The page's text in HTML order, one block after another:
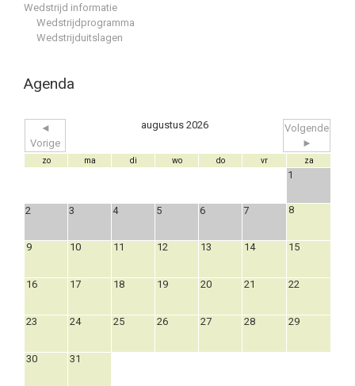
Wedstrijd informatie
Wedstrijdprogramma
Wedstrijduitslagen
Agenda
◄
Vorige
augustus 2026
Volgende
►
zo ma di wo do vr za
1
2 3 4 5 6 7 8
9 10 11 12 13 14 15
16 17 18 19 20 21 22
23 24 25 26 27 28 29
30 31